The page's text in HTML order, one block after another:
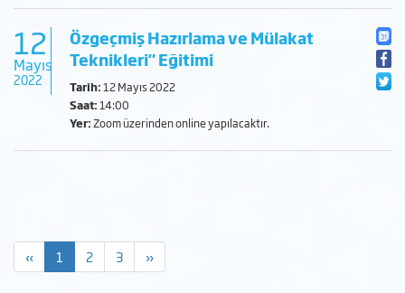
12
Mayıs
2022
Özgeçmiş Hazırlama ve Mülakat
Teknikleri" Eğitimi
Tarih:12 Mayıs 2022
Saat:14:00
Yer:Zoom üzerinden online yapılacaktır.
« 1 2 3 »